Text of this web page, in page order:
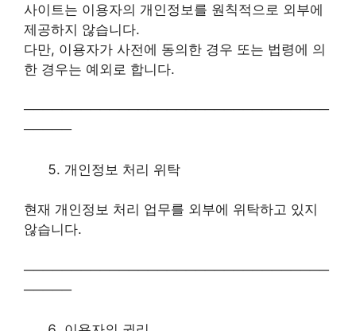
사이트는 이용자의 개인정보를 원칙적으로 외부에
제공하지 않습니다.
다만, 이용자가 사전에 동의한 경우 또는 법령에 의
한 경우는 예외로 합니다.
────────────────────────────────
─────
개인정보 처리 위탁
현재 개인정보 처리 업무를 외부에 위탁하고 있지
않습니다.
────────────────────────────────
─────